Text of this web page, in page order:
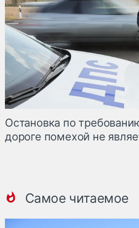
Остановка по
дороге помехой не
Самое читаемое